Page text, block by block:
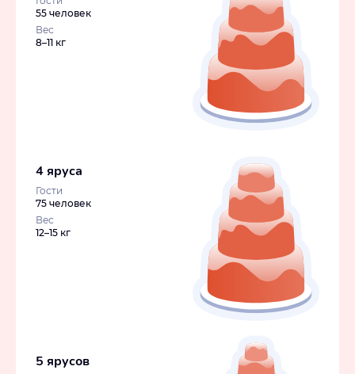
55 человек
Вес
8–11 кг
4 яруса
Гости
75 человек
Вес
12–15 кг
5 ярусов